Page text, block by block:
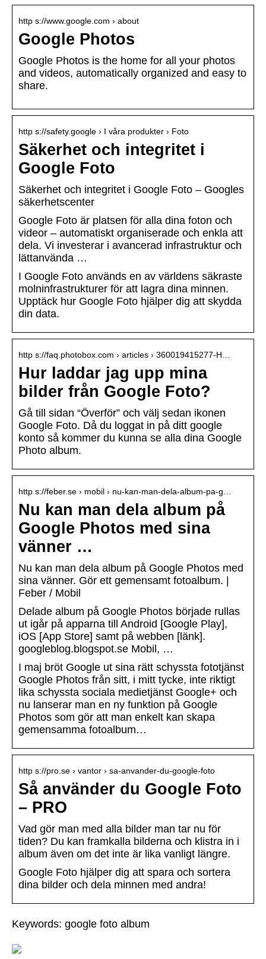
http s://www.google.com › about
Google Photos
Google Photos is the home for all your photos
and videos, automatically organized and easy to
share.
http s://safety.google › I våra produkter › Foto
Säkerhet och integritet i
Google Foto
Säkerhet och integritet i Google Foto – Googles
säkerhetscenter
Google Foto är platsen för alla dina foton och
videor – automatiskt organiserade och enkla att
dela. Vi investerar i avancerad infrastruktur och
lättanvända …
I Google Foto används en av världens säkraste
molninfrastrukturer för att lagra dina minnen.
Upptäck hur Google Foto hjälper dig att skydda
din data.
http s://faq.photobox.com › articles › 360019415277-H…
Hur laddar jag upp mina
bilder från Google Foto?
Gå till sidan “Överför” och välj sedan ikonen
Google Foto. Då du loggat in på ditt google
konto så kommer du kunna se alla dina Google
Photo album.
http s://feber.se › mobil › nu-kan-man-dela-album-pa-g…
Nu kan man dela album på
Google Photos med sina
vänner …
Nu kan man dela album på Google Photos med
sina vänner. Gör ett gemensamt fotoalbum. |
Feber / Mobil
Delade album på Google Photos började rullas
ut igår på apparna till Android [Google Play],
iOS [App Store] samt på webben [länk].
googleblog.blogspot.se Mobil, …
I maj bröt Google ut sina rätt schyssta fototjänst
Google Photos från sitt, i mitt tycke, inte riktigt
lika schyssta sociala medietjänst Google+ och
nu lanserar man en ny funktion på Google
Photos som gör att man enkelt kan skapa
gemensamma fotoalbum…
http s://pro.se › vantor › sa-anvander-du-google-foto
Så använder du Google Foto
– PRO
Vad gör man med alla bilder man tar nu för
tiden? Du kan framkalla bilderna och klistra in i
album även om det inte är lika vanligt längre.
Google Foto hjälper dig att spara och sortera
dina bilder och dela minnen med andra!
Keywords: google foto album